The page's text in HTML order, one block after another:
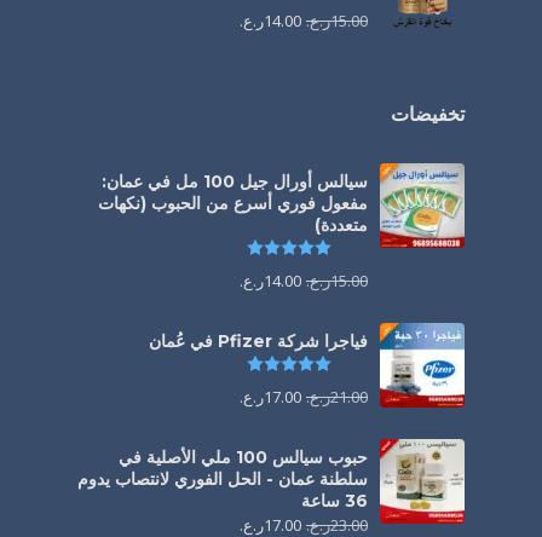
15.00ر.ع. 14.00ر.ع.
تخفيضات
سيالس أورال جيل 100 مل في عمان:
مفعول فوري أسرع من الحبوب (نكهات
متعددة)
15.00ر.ع. 14.00ر.ع.
فياجرا شركة Pfizer في عُمان
21.00ر.ع. 17.00ر.ع.
حبوب سيالس 100 ملي الأصلية في
سلطنة عمان - الحل الفوري لانتصاب يدوم
36 ساعة
23.00ر.ع. 17.00ر.ع.